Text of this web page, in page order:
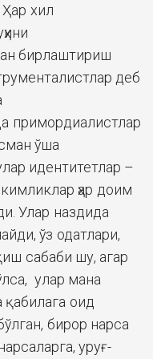
Ҳар хил
бирлаштириш
деб
примордиалистлар
ўша
идентитетлар –
ҳар доим
Улар наздида
ўз одатлари,
сабаби шу, агар
улар мана
қабилага оид
бирор нарса
уруғ-